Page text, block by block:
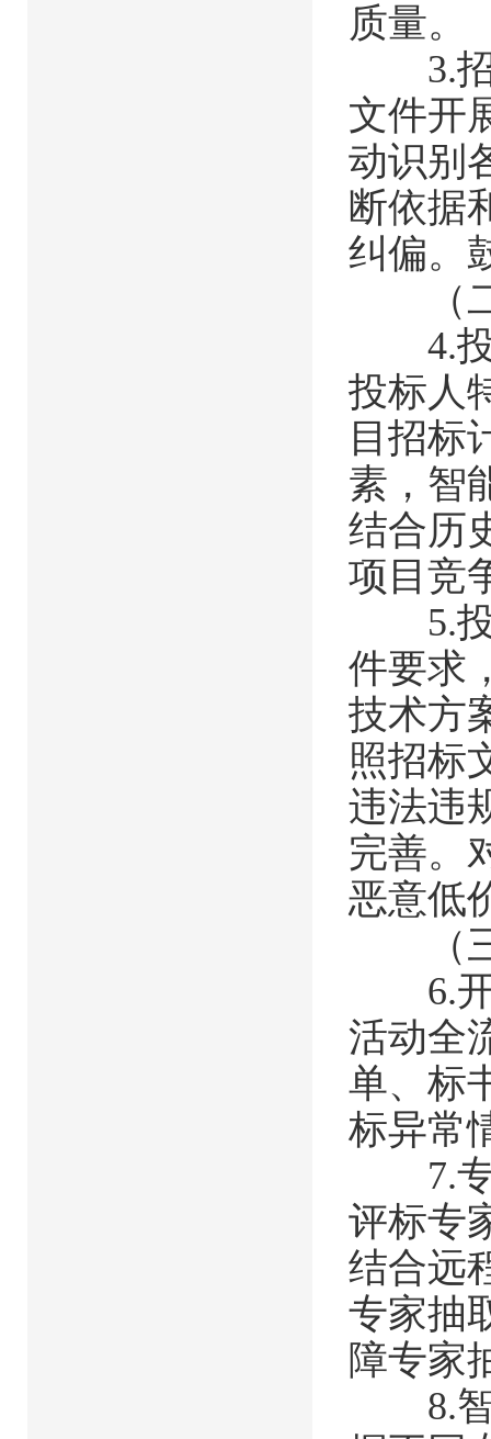
质量。
3.招
文件开
动识别
断依据
纠偏。
（二
4.投
投标人
目招标
素，智
结合历
项目竞
5.投
件要求
技术方
照招标
违法违
完善。
恶意低
（三
6.开
活动全
单、标
标异常
7.专
评标专
结合远
专家抽
障专家
8.智